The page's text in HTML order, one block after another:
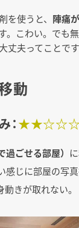
を使うと、 陣痛
。こわい。でも
丈夫ってことです
動
：★★☆☆☆
ごせる部屋）
感じに部屋の写
きが取れない。